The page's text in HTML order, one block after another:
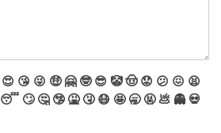
😍 😘 😜 🤑 🤗 🤓 😎 🤡🤠 😟 😕 😖 😫
😴 🙄 🤔 🤥 🤮 🤧 😷 🤩 🥱 🤬 💩 👻 💀